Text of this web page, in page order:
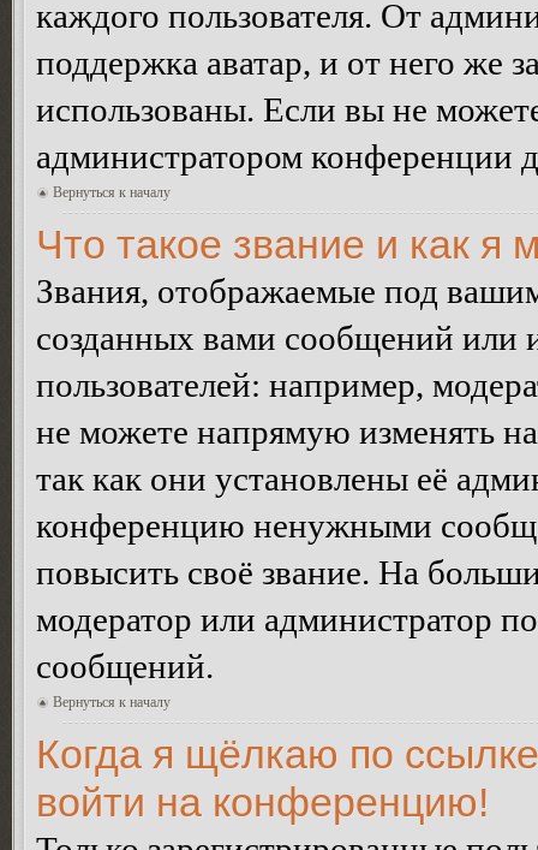
каждого пользователя. От
поддержка аватар, и от него же
использованы. Если вы не
администратором конференции
Вернуться к началу
Что такое звание и как я
Звания, отображаемые под
созданных вами сообщений
пользователей: например,
не можете напрямую изменять
так как они установлены её
конференцию ненужными
повысить своё звание. На
модератор или администратор
сообщений.
Вернуться к началу
Когда я щёлкаю по
войти на конференцию!